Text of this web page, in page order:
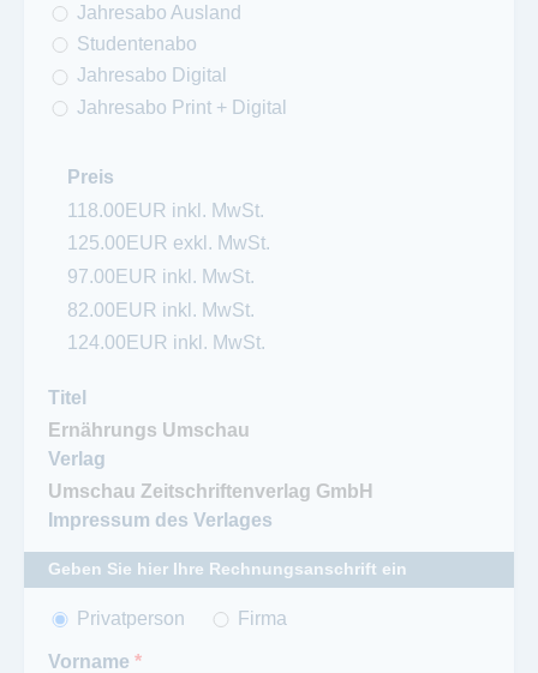
Jahresabo Ausland
Studentenabo
Jahresabo Digital
Jahresabo Print + Digital
Preis
118.00EUR inkl. MwSt.
125.00EUR exkl. MwSt.
97.00EUR inkl. MwSt.
82.00EUR inkl. MwSt.
124.00EUR inkl. MwSt.
Titel
Verlag
Impressum des Verlages
Geben Sie hier Ihre Rechnungsanschrift ein
Anrede*
Privatperson Firma
Vorname *